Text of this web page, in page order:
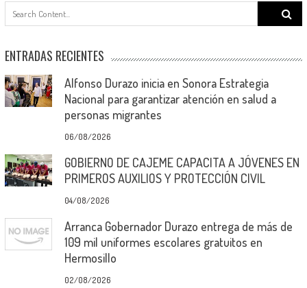
Search
for:
ENTRADAS RECIENTES
Alfonso Durazo inicia en Sonora Estrategia
Nacional para garantizar atención en salud a
personas migrantes
06/08/2026
GOBIERNO DE CAJEME CAPACITA A JÓVENES EN
PRIMEROS AUXILIOS Y PROTECCIÓN CIVIL
04/08/2026
Arranca Gobernador Durazo entrega de más de
109 mil uniformes escolares gratuitos en
Hermosillo
02/08/2026